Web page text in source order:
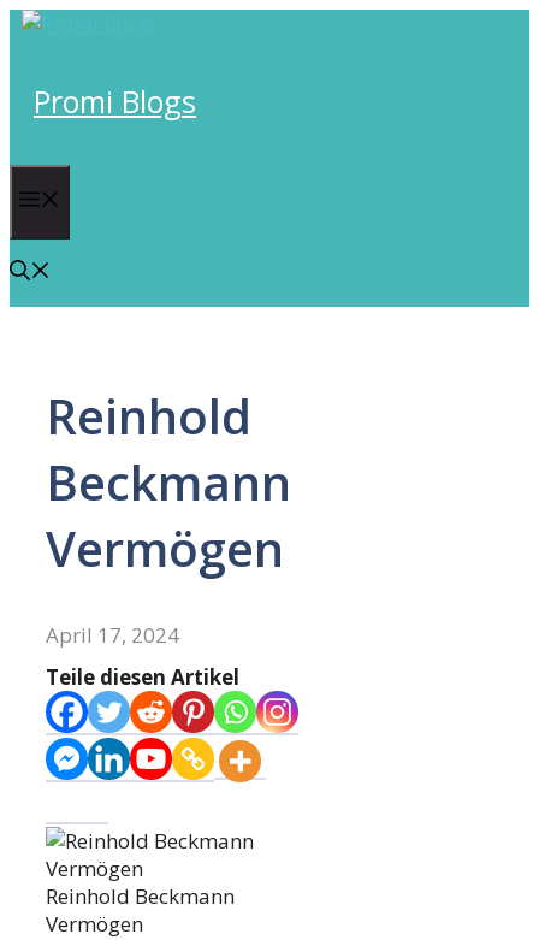
Skip
Promi Blogs
Reinhold
Beckmann
Vermögen
April 17, 2024
Teile diesen Artikel
Reinhold Beckmann
Vermögen